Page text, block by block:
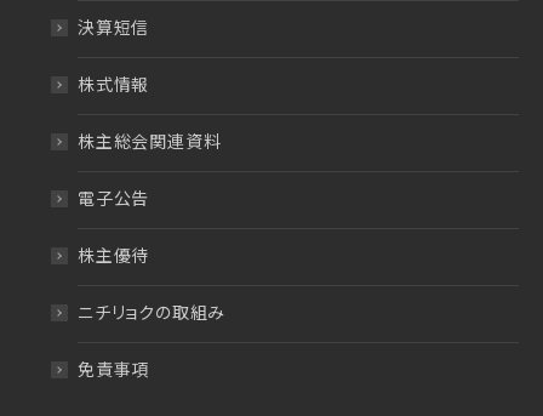
決算短信
株式情報
株主総会関連資料
電子公告
株主優待
ニチリョクの取組み
免責事項